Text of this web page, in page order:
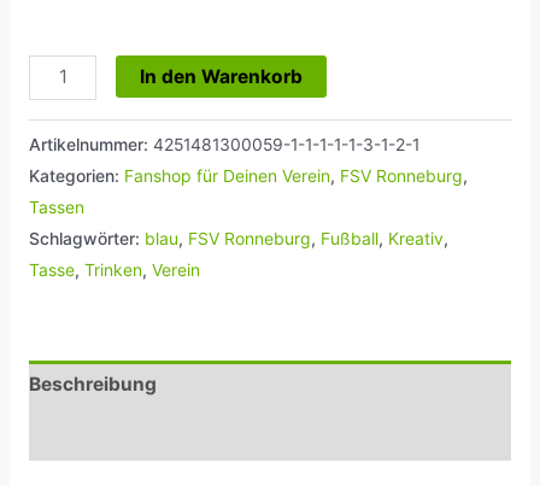
In den Warenkorb
Artikelnummer: 4251481300059-1-1-1-1-1-3-1-2-1
Kategorien: Fanshop für Deinen Verein, FSV Ronneburg,
Tassen
Schlagwörter: blau, FSV Ronneburg, Fußball, Kreativ,
Tasse, Trinken, Verein
Beschreibung